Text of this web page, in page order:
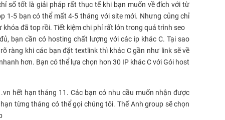
số tốt là giải pháp rất thục tế khi bạn muốn về đích với từ
1-5 bạn có thể mất 4-5 tháng với site mới. Nhưng củng chỉ
đã top rồi. Tiết kiệm chi phí rất lớn trong quá trình seo
bạn cần có hosting chất lượng với các ip khác C. Tại sao
ràng khi các bạn đặt textlink thì khác C gần như link sẽ về
hơn. Bạn có thể lựa chọn hơn 30 IP khác C với Gói host
hết hạn tháng 11. Các bạn có nhu cầu muốn nhận được
từng tháng có thể gọi chúng tôi. Thế Anh group sẽ chọn